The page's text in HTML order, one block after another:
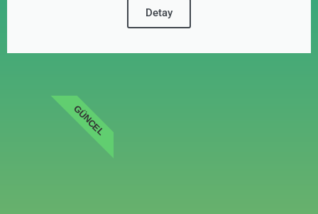
Detay
GÜNCEL